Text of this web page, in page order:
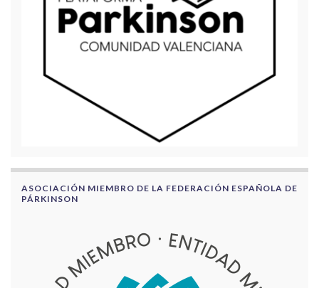
ASOCIACIÓN MIEMBRO DE LA FEDERACIÓN ESPAÑOLA DE
PÁRKINSON